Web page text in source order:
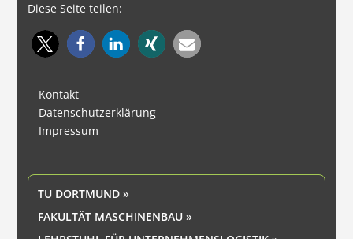
Diese Seite teilen:
Kontakt
Datenschutzerklärung
Impressum
TU DORTMUND »
FAKULTÄT MASCHINENBAU »